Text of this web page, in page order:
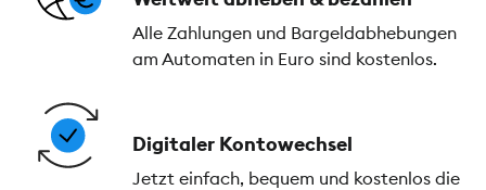
Alle Zahlungen und Bargeldabhebungen
am Automaten in Euro sind kostenlos.
Digitaler Kontowechsel
Jetzt einfach, bequem und kostenlos die